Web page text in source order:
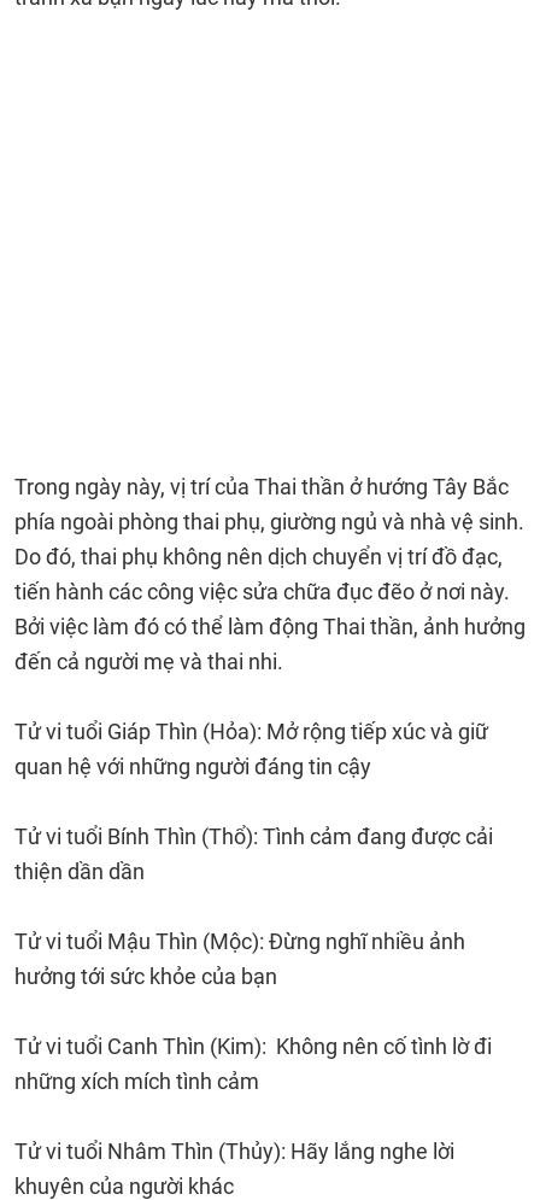
Trong ngày này, vị trí của Thai thần ở hướng Tây Bắc
phía ngoài phòng thai phụ, giường ngủ và nhà vệ sinh.
Do đó, thai phụ không nên dịch chuyển vị trí đồ đạc,
tiến hành các công việc sửa chữa đục đẽo ở nơi này.
Bởi việc làm đó có thể làm động Thai thần, ảnh hưởng
đến cả người mẹ và thai nhi.
Tử vi tuổi Giáp Thìn (Hỏa): Mở rộng tiếp xúc và giữ
quan hệ với những người đáng tin cậy
Tử vi tuổi Bính Thìn (Thổ): Tình cảm đang được cải
thiện dần dần
Tử vi tuổi Mậu Thìn (Mộc): Đừng nghĩ nhiều ảnh
hưởng tới sức khỏe của bạn
Tử vi tuổi Canh Thìn (Kim): Không nên cố tình lờ đi
những xích mích tình cảm
Tử vi tuổi Nhâm Thìn (Thủy): Hãy lắng nghe lời
khuyên của người khác